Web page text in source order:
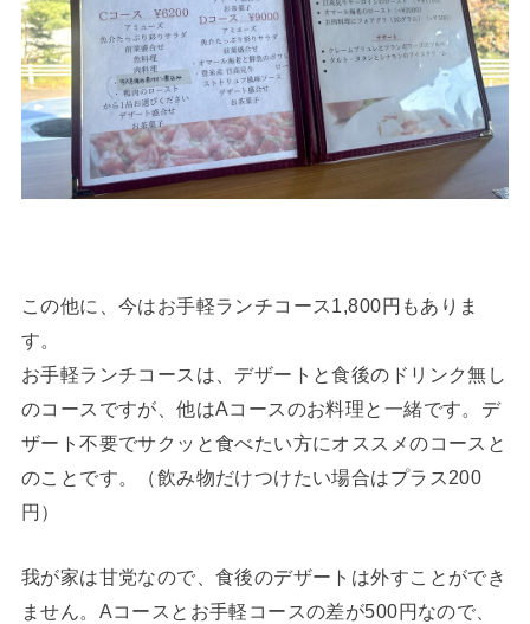
この他に、今はお手軽ランチコース1,800円もありま
す。
お手軽ランチコースは、デザートと食後のドリンク無し
のコースですが、他はAコースのお料理と一緒です。デ
ザート不要でサクッと食べたい方にオススメのコースと
のことです。（飲み物だけつけたい場合はプラス200
円）
我が家は甘党なので、食後のデザートは外すことができ
ません。Aコースとお手軽コースの差が500円なので、